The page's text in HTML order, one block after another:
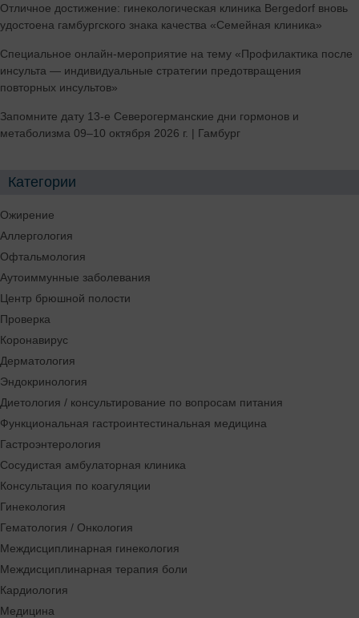
Отличное достижение: гинекологическая клиника Bergedorf вновь
удостоена гамбургского знака качества «Семейная клиника»
Специальное онлайн-мероприятие на тему «Профилактика после
инсульта — индивидуальные стратегии предотвращения
повторных инсультов»
Запомните дату 13-е Северогерманские дни гормонов и
метаболизма 09–10 октября 2026 г. | Гамбург
Категории
Ожирение
Аллергология
Офтальмология
Аутоиммунные заболевания
Центр брюшной полости
Проверка
Коронавирус
Дерматология
Эндокринология
Диетология / консультирование по вопросам питания
Функциональная гастроинтестинальная медицина
Гастроэнтерология
Сосудистая амбулаторная клиника
Консультация по коагуляции
Гинекология
Гематология / Онкология
Междисциплинарная гинекология
Междисциплинарная терапия боли
Кардиология
Медицина